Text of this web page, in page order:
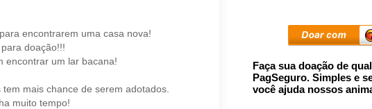
encontrarem uma casa nova!
doação!!!
encontrar um lar bacana!
mais chance de serem adotados.
muito tempo!
Faça sua doação de
PagSeguro. Simples e
você ajuda nossos